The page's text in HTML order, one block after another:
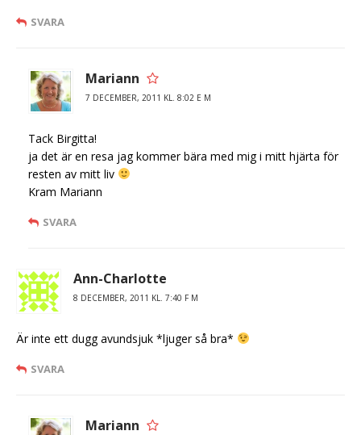
SVARA
Mariann
7 DECEMBER, 2011 KL. 8:02 E M
Tack Birgitta!
ja det är en resa jag kommer bära med mig i mitt hjärta för
resten av mitt liv
Kram Mariann
SVARA
Ann-Charlotte
8 DECEMBER, 2011 KL. 7:40 F M
Är inte ett dugg avundsjuk *ljuger så bra*
SVARA
Mariann